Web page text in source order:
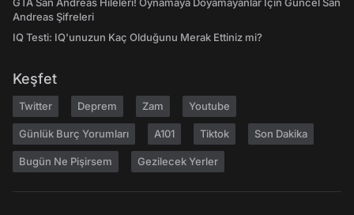
Andreas Şifreleri
IQ Testi: IQ'unuzun Kaç Olduğunu Merak Ettiniz mi?
Keşfet
Twitter Deprem Zam Youtube
Günlük Burç Yorumları A101 Tiktok Son Dakika
Bugün Ne Pişirsem Gezilecek Yerler